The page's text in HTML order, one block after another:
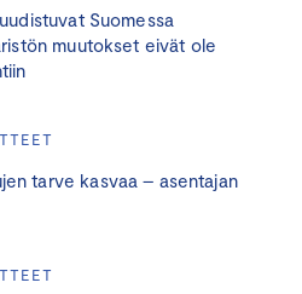
Suomessa
muutokset eivät ole
tarve kasvaa – asentajan